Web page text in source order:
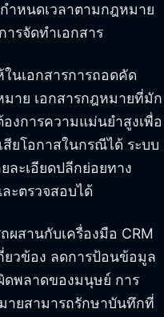
ำหนดเวลาตามกฎหมาย
รจัดทำเอกสาร
นเอกสารการถอดคัด
าย เอกสารกฎหมายที่มัก
งการความแม่นยำสูงเพื่อ
ยโอกาสในกรณีได้ ระบบ
ละเอียดปลีกย่อยทาง
ะตรวจสอบได้
ผสานกับเครื่องมือ CRM
ยวข้อง ลดการป้อนข้อมูล
ดพลาดของมนุษย์ การ
ยสามารถรักษาบันทึกที่